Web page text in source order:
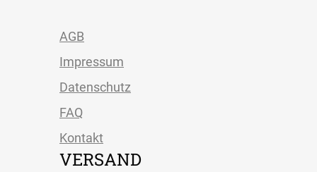
AGB
Impressum
Datenschutz
FAQ
Kontakt
VERSAND